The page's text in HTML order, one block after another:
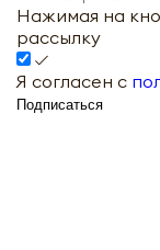
Нажимая на
рассылку
Я согласен с
Подписаться